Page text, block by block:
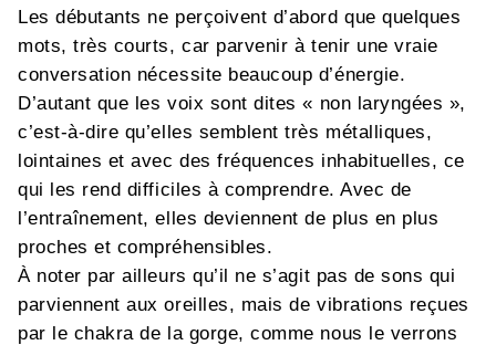
Les débutants ne perçoivent d’abord que quelques
mots, très courts, car parvenir à tenir une vraie
conversation nécessite beaucoup d’énergie.
D’autant que les voix sont dites « non laryngées »,
c’est-à-dire qu’elles semblent très métalliques,
lointaines et avec des fréquences inhabituelles, ce
qui les rend difficiles à comprendre. Avec de
l’entraînement, elles deviennent de plus en plus
proches et compréhensibles.
À noter par ailleurs qu’il ne s’agit pas de sons qui
parviennent aux oreilles, mais de vibrations reçues
par le chakra de la gorge, comme nous le verrons